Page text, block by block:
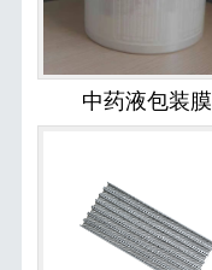
中药液包装膜